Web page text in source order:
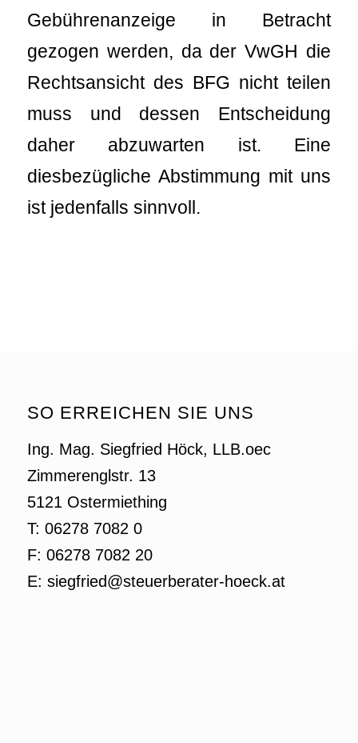
Gebührenanzeige in Betracht
gezogen werden, da der VwGH die
Rechtsansicht des BFG nicht teilen
muss und dessen Entscheidung
daher abzuwarten ist. Eine
diesbezügliche Abstimmung mit uns
ist jedenfalls sinnvoll.
SO ERREICHEN SIE UNS
Ing. Mag. Siegfried Höck, LLB.oec
Zimmerenglstr. 13
5121 Ostermiething
T: 06278 7082 0
F: 06278 7082 20
E: siegfried@steuerberater-hoeck.at